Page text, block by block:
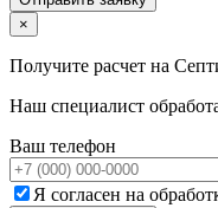
×
Получите расчет на
Наш специалист
Ваш телефон
Я согласен на